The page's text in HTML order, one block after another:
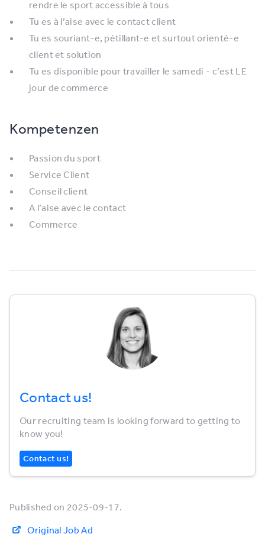
rendre le sport accessible à tous
Tu es à l’aise avec le contact client
Tu es souriant-e, pétillant-e et surtout orienté-e
client et solution
Tu es disponible pour travailler le samedi - c’est LE
jour de commerce
Kompetenzen
Passion du sport
Service Client
Conseil client
A l’aise avec le contact
Commerce
Contact us!
Our recruiting team is looking forward to getting to
know you!
Contact us!
Published on 2025-09-17.
Original Job Ad